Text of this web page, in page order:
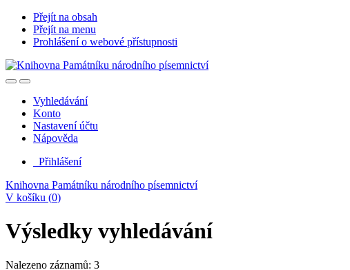
Přejít na obsah
Přejít na menu
Prohlášení o webové přístupnosti
Vyhledávání
Konto
Nastavení účtu
Nápověda
Přihlášení
Knihovna Památníku národního písemnictví
V košíku (0)
Výsledky vyhledávání
Nalezeno záznamů: 3